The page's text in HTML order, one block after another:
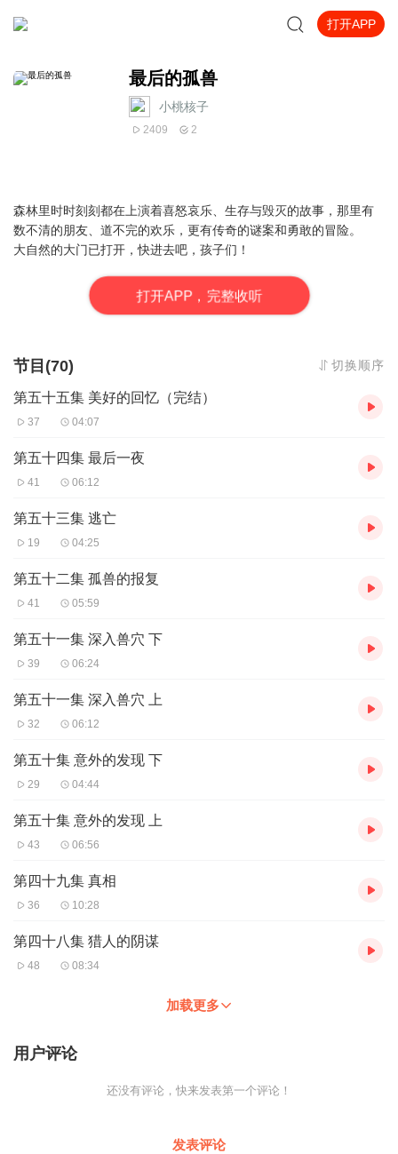
打开APP
最后的孤兽
小桃核子
2409 2
森林里时时刻刻都在上演着喜怒哀乐、生存与毁灭的故事，那里有
数不清的朋友、道不完的欢乐，更有传奇的谜案和勇敢的冒险。
大自然的大门已打开，快进去吧，孩子们！
打开APP，完整收听
节目(70) 切换顺序
第五十五集 美好的回忆（完结）
37 04:07
第五十四集 最后一夜
41 06:12
第五十三集 逃亡
19 04:25
第五十二集 孤兽的报复
41 05:59
第五十一集 深入兽穴 下
39 06:24
第五十一集 深入兽穴 上
32 06:12
第五十集 意外的发现 下
29 04:44
第五十集 意外的发现 上
43 06:56
第四十九集 真相
36 10:28
第四十八集 猎人的阴谋
48 08:34
加载更多
用户评论
还没有评论，快来发表第一个评论！
发表评论